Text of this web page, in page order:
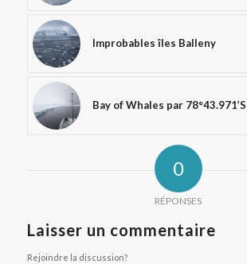
Improbables îles Balleny
Bay of Whales par 78°43.971’S
0
RÉPONSES
Laisser un commentaire
Rejoindre la discussion?